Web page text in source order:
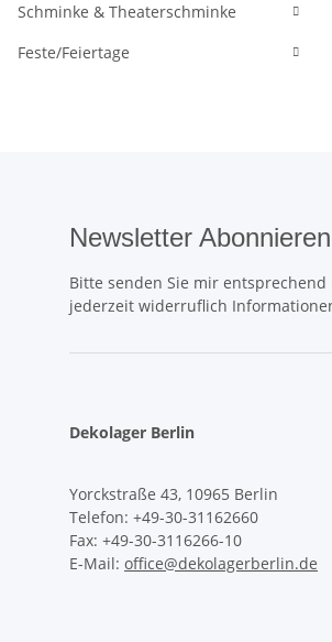
Schminke & Theaterschminke
Feste/Feiertage
Newsletter Abonnieren
Bitte senden Sie mir entsprechend
jederzeit widerruflich
Dekolager Berlin
Yorckstraße 43, 10965 Berlin
Telefon: +49-30-31162660
Fax: +49-30-3116266-10
E-Mail: office@dekolagerberlin.de